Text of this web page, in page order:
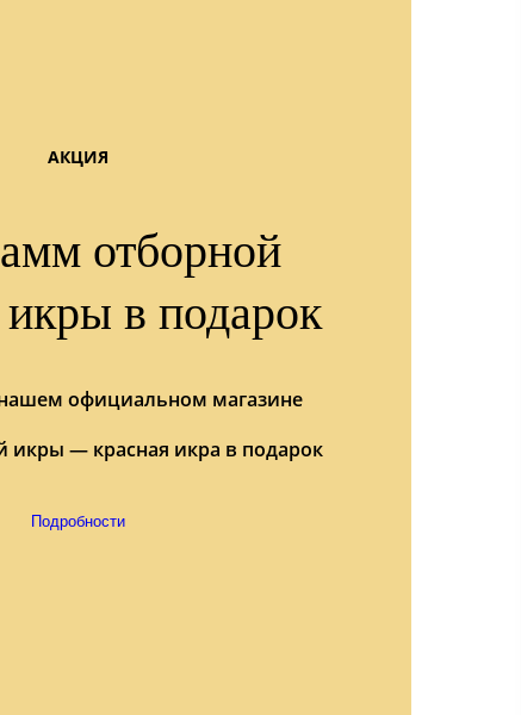
АКЦИЯ
отборной
в подарок
официальном магазине
икры — красная икра в подарок
Подробности